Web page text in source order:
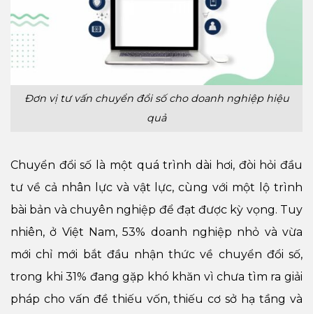
Đơn vị tư vấn chuyển đổi số cho doanh nghiệp hiệu
quả
Chuyển đổi số là một quá trình dài hơi, đòi hỏi đầu
tư về cả nhân lực và vật lực, cùng với một lộ trình
bài bản và chuyên nghiệp để đạt được kỳ vọng. Tuy
nhiên, ở Việt Nam, 53% doanh nghiệp nhỏ và vừa
mới chỉ mới bắt đầu nhận thức về chuyển đổi số,
trong khi 31% đang gặp khó khăn vì chưa tìm ra giải
pháp cho vấn đề thiếu vốn, thiếu cơ sở hạ tầng và